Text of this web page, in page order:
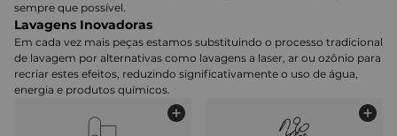
sempre que possível.
Lavagens Inovadoras
Em cada vez mais peças estamos substituindo o processo tradicional
de lavagem por alternativas como lavagens a laser, ar ou ozônio para
recriar estes efeitos, reduzindo significativamente o uso de água,
energia e produtos químicos.